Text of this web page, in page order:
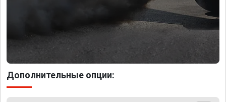
Дополнительные опции: